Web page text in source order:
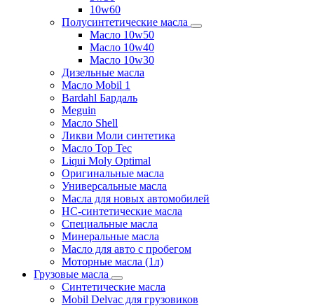
10w60
Полусинтетические масла
Масло 10w50
Масло 10w40
Масло 10w30
Дизельные масла
Масло Mobil 1
Bardahl Бардаль
Meguin
Масло Shell
Ликви Моли синтетика
Масло Top Tec
Liqui Moly Optimal
Оригинальные масла
Универсальные масла
Масла для новых автомобилей
HC-синтетические масла
Специальные масла
Минеральные масла
Масло для авто с пробегом
Моторные масла (1л)
Грузовые масла
Синтетические масла
Mobil Delvac для грузовиков